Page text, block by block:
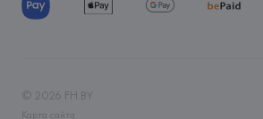
© 2026 FH.BY
Карта сайта